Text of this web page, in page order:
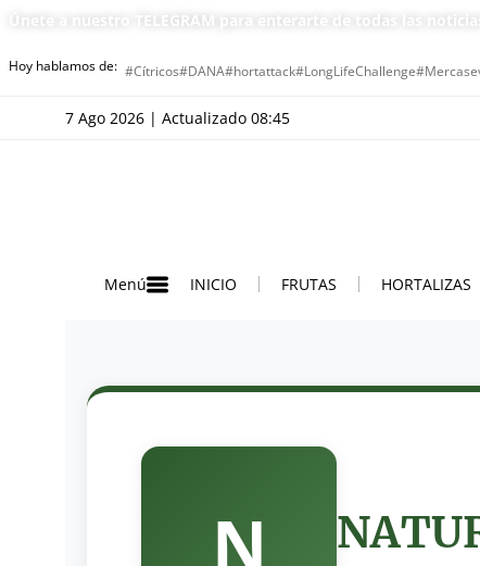
Únete a nuestro TELEGRAM para enterarte de todas las
Hoy hablamos de: #Cítricos#DANA#hortattack#LongLifeChallenge
7 Ago 2026 | Actualizado 08:45
Menú INICIO FRUTAS HORTALIZAS
N